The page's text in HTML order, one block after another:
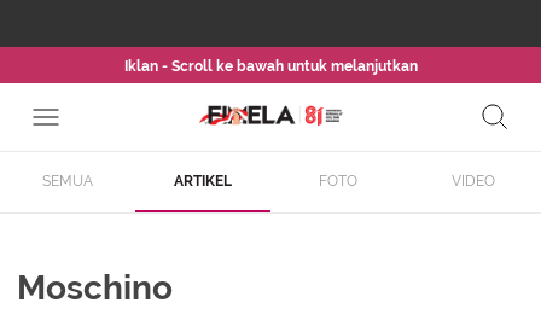
Iklan - Scroll ke bawah untuk melanjutkan
SEMUA ARTIKEL FOTO VIDEO
Moschino